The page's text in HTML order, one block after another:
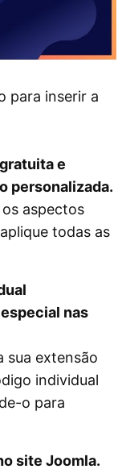
para inserir a
e
personalizada.
aspectos
todas as
nas
sua extensão
individual
o para
site Joomla.